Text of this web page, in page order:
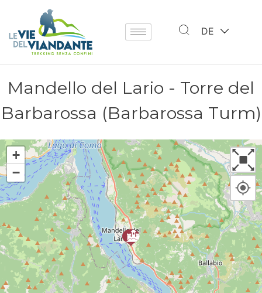
DE
Mandello del Lario - Torre del
Barbarossa (Barbarossa Turm)
+
−